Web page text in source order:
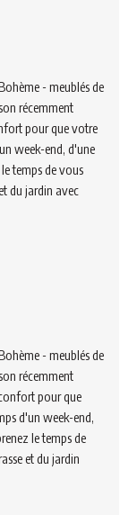
- meublés de
récemment
pour que votre
week-end, d'une
temps de vous
du jardin avec
- meublés de
récemment
pour que
d'un week-end,
le temps de
et du jardin